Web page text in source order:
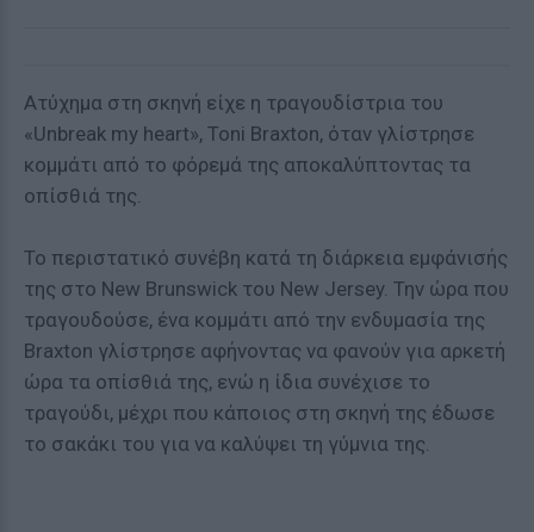
Ατύχημα στη σκηνή είχε η τραγουδίστρια του
«Unbreak my heart», Toni Braxton, όταν γλίστρησε
κομμάτι από το φόρεμά της αποκαλύπτοντας τα
οπίσθιά της.
Το περιστατικό συνέβη κατά τη διάρκεια εμφάνισής
της στο New Brunswick του New Jersey. Την ώρα που
τραγουδούσε, ένα κομμάτι από την ενδυμασία της
Braxton γλίστρησε αφήνοντας να φανούν για αρκετή
ώρα τα οπίσθιά της, ενώ η ίδια συνέχισε το
τραγούδι, μέχρι που κάποιος στη σκηνή της έδωσε
το σακάκι του για να καλύψει τη γύμνια της.